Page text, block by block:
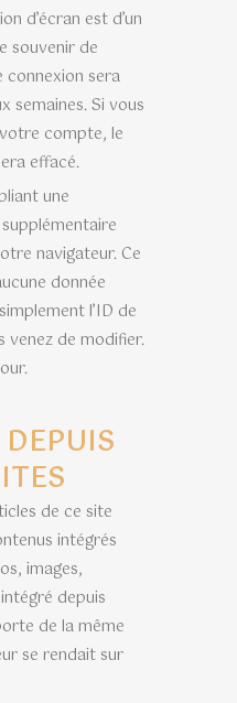
d’écran est d’un
souvenir de
sera
semaines. Si vous
compte, le
effacé.
une
navigateur. Ce
donnée
l’ID de
venez de modifier.
de ce site
intégrés
images,
depuis
de la même
se rendait sur